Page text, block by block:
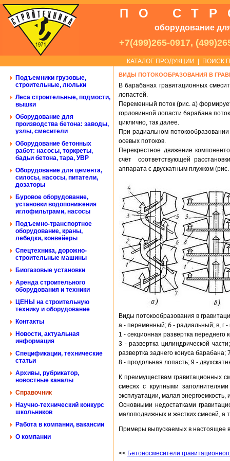
ПО
оборудование
+7(499)265-0917,
КАТАЛОГ ПРОДУКЦИИ ПОИСК
Подъемники грузовые,
строительные, люльки
Леса строительные, подмости,
вышки
Оборудование для
производства бетона: заводы,
узлы, смесители
Оборудование бетонных
работ: насосы, торкреты,
бадьи бетона, тара, УВР
Оборудование для цемента,
силосы, насосы, питатели,
дозаторы
Буровое оборудование,
установки водопонижения
иглофильтрами, насосы
Подъемно-транспортное
оборудование, краны,
лебедки, конвейеры
Спецтехника, дорожно-
строительные машины
Биогазовые установки
Аренда строительного
оборудования и техники
ЦЕНЫ на строительную
технику и оборудование
Контакты
Новости, актуальная
информация
Спецификации, технические
статьи
Архивы, рубрикатор,
новостные каналы
Справочник
Научно-технический конкурс
школьников
Работа в компании, вакансии
О компании
ВИДЫ ПОТОКООБРАЗОВАНИЯ В
В барабанах гравитационных
лопастей.
Переменный поток (рис. а)
горловинной лопасти барабана
циклично, так далее.
При радиальном
осевых потоков.
Перекрестное движение
счёт соответствующей
аппарата с двускатным плужком (рис.
Виды потокообразования в
а - переменный; б - радиальный; в, г -
1 - секционная развертка переднего
3 - развертка цилиндрической
развертка заднего конуса
8 - продольная лопасть; 9 -
К преимуществам гравитационных
смесях с крупными
эксплуатации, малая энергоемкость,
Основными недостатками
малоподвижных и жестких смесей, а
Примеры выпускаемых в настоящее
<< Бетоносмесители